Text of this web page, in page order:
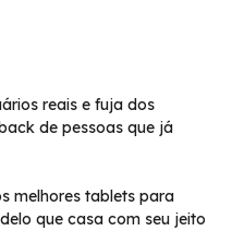
reais e fuja dos
de pessoas que já
melhores tablets para
que casa com seu jeito